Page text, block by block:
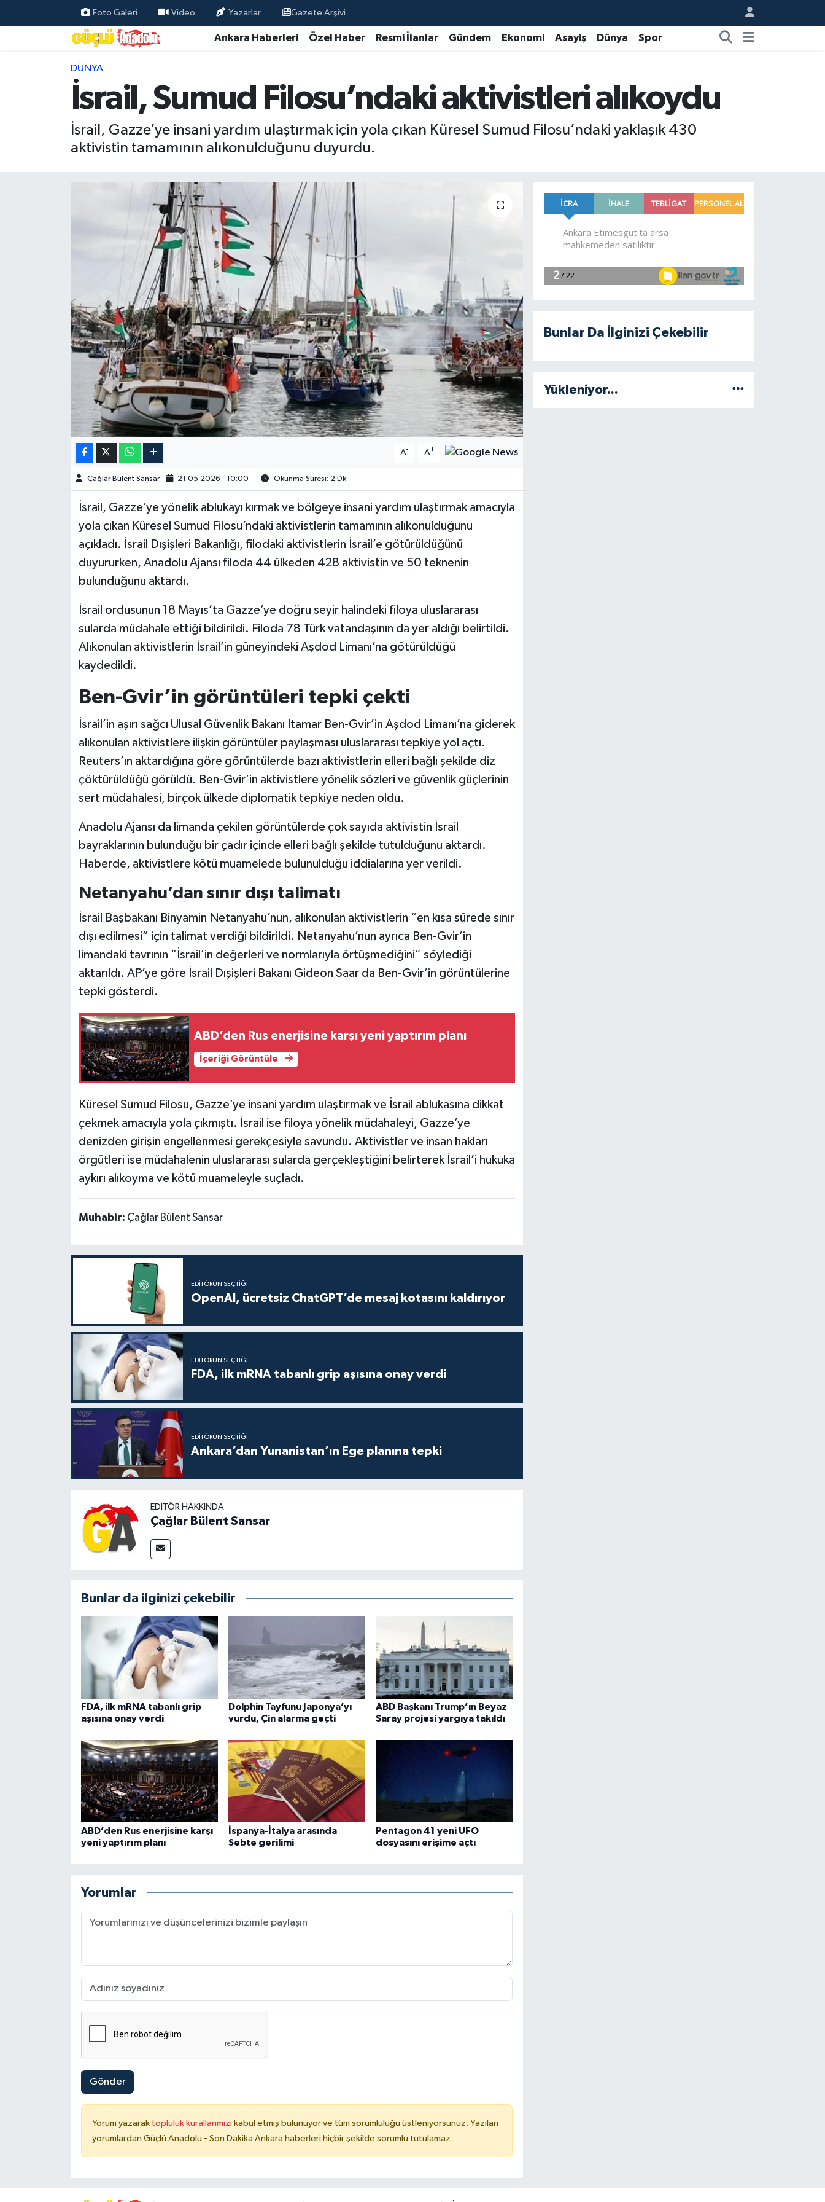
Foto Galeri Video Yazarlar Gazete Arşivi
Ankara Haberleri Özel Haber Resmi İlanlar Gündem Ekonomi Asayiş Dünya Spor
DÜNYA
İsrail, Sumud Filosu’ndaki aktivistleri alıkoydu
İsrail, Gazze’ye insani yardım ulaştırmak için yola çıkan Küresel Sumud Filosu’ndaki yaklaşık 430
aktivistin tamamının alıkonulduğunu duyurdu.
A- A+
Çağlar Bülent Sansar 21.05.2026 - 10:00 Okunma Süresi: 2 Dk
İsrail, Gazze’ye yönelik ablukayı kırmak ve bölgeye insani yardım ulaştırmak amacıyla
yola çıkan Küresel Sumud Filosu’ndaki aktivistlerin tamamının alıkonulduğunu
açıkladı. İsrail Dışişleri Bakanlığı, filodaki aktivistlerin İsrail’e götürüldüğünü
duyururken, Anadolu Ajansı filoda 44 ülkeden 428 aktivistin ve 50 teknenin
bulunduğunu aktardı.
İsrail ordusunun 18 Mayıs’ta Gazze’ye doğru seyir halindeki filoya uluslararası
sularda müdahale ettiği bildirildi. Filoda 78 Türk vatandaşının da yer aldığı belirtildi.
Alıkonulan aktivistlerin İsrail’in güneyindeki Aşdod Limanı’na götürüldüğü
kaydedildi.
Ben-Gvir’in görüntüleri tepki çekti
İsrail’in aşırı sağcı Ulusal Güvenlik Bakanı Itamar Ben-Gvir’in Aşdod Limanı’na giderek
alıkonulan aktivistlere ilişkin görüntüler paylaşması uluslararası tepkiye yol açtı.
Reuters’ın aktardığına göre görüntülerde bazı aktivistlerin elleri bağlı şekilde diz
çöktürüldüğü görüldü. Ben-Gvir’in aktivistlere yönelik sözleri ve güvenlik güçlerinin
sert müdahalesi, birçok ülkede diplomatik tepkiye neden oldu.
Anadolu Ajansı da limanda çekilen görüntülerde çok sayıda aktivistin İsrail
bayraklarının bulunduğu bir çadır içinde elleri bağlı şekilde tutulduğunu aktardı.
Haberde, aktivistlere kötü muamelede bulunulduğu iddialarına yer verildi.
Netanyahu’dan sınır dışı talimatı
İsrail Başbakanı Binyamin Netanyahu’nun, alıkonulan aktivistlerin “en kısa sürede sınır
dışı edilmesi” için talimat verdiği bildirildi. Netanyahu’nun ayrıca Ben-Gvir’in
limandaki tavrının “İsrail’in değerleri ve normlarıyla örtüşmediğini” söylediği
aktarıldı. AP’ye göre İsrail Dışişleri Bakanı Gideon Saar da Ben-Gvir’in görüntülerine
tepki gösterdi.
ABD’den Rus enerjisine karşı yeni yaptırım planı
İçeriği Görüntüle
Küresel Sumud Filosu, Gazze’ye insani yardım ulaştırmak ve İsrail ablukasına dikkat
çekmek amacıyla yola çıkmıştı. İsrail ise filoya yönelik müdahaleyi, Gazze’ye
denizden girişin engellenmesi gerekçesiyle savundu. Aktivistler ve insan hakları
örgütleri ise müdahalenin uluslararası sularda gerçekleştiğini belirterek İsrail’i hukuka
aykırı alıkoyma ve kötü muameleyle suçladı.
Muhabir: Çağlar Bülent Sansar
EDITÖRÜN SEÇTIĞI
OpenAI, ücretsiz ChatGPT’de mesaj kotasını kaldırıyor
EDITÖRÜN SEÇTIĞI
FDA, ilk mRNA tabanlı grip aşısına onay verdi
EDITÖRÜN SEÇTIĞI
Ankara’dan Yunanistan’ın Ege planına tepki
EDITÖR HAKKINDA
Çağlar Bülent Sansar
Bunlar da ilginizi çekebilir
FDA, ilk mRNA tabanlı grip
aşısına onay verdi
Dolphin Tayfunu Japonya’yı
vurdu, Çin alarma geçti
ABD Başkanı Trump’ın Beyaz
Saray projesi yargıya takıldı
ABD’den Rus enerjisine karşı
yeni yaptırım planı
İspanya-İtalya arasında
Sebte gerilimi
Pentagon 41 yeni UFO
dosyasını erişime açtı
Yorumlar
Gönder
Yorum yazarak topluluk kurallarımızı kabul etmiş bulunuyor ve tüm sorumluluğu üstleniyorsunuz. Yazılan
yorumlardan Güçlü Anadolu - Son Dakika Ankara haberleri hiçbir şekilde sorumlu tutulamaz.
Bunlar Da İlginizi Çekebilir
Yükleniyor...
Özel Haber
Ankara Haberleri
Resmi İlanlar
Burç Yorumları
Hava Durumu
Kim kimdir?
Televizyon
Yaşam-Çevre